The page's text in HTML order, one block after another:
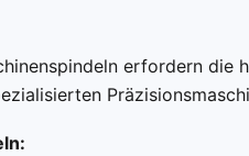
erfordern die